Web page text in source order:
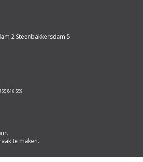
2 Steenbakkersdam 5
816 559
te maken.